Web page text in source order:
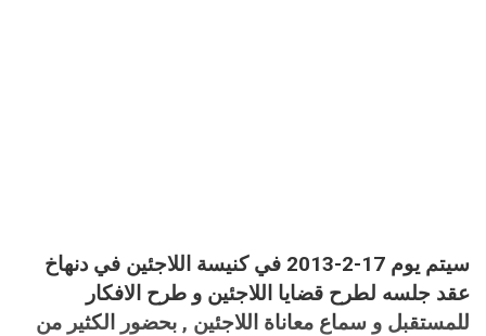
سيتم يوم 17-2-2013 في كنيسة اللاجئين في دنهاخ
عقد جلسه لطرح قضايا اللاجئين و طرح الافكار
للمستقبل و سماع معاناة اللاجئين , بحضور الكثير من